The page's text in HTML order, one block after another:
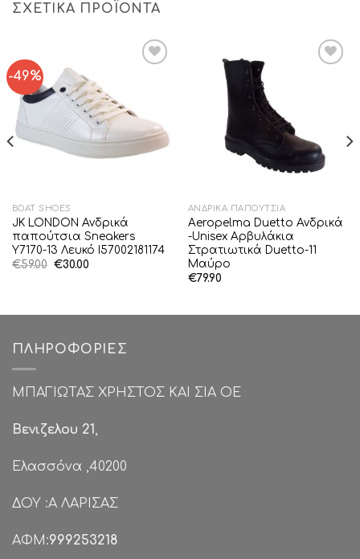
ΣΧΕΤΙΚΆ ΠΡΟΪΌΝΤΑ
-49%
BOAT SHOES
JK LONDON Ανδρικά
παπούτσια Sneakers
Y7170-13 Λευκό I57002181174
€59.00 Original
€30.00Η
ΑΝΔΡΙΚΆ ΠΑΠΟΎΤΣΙΑ
Aeropelma Duetto Ανδρικά
-Unisex Αρβυλάκια
Στρατιωτικά Duetto-11
Μαύρο
€79.90
ΠΛΗΡΟΦΟΡΊΕΣ
ΜΠΑΓΙΩΤΑΣ ΧΡΗΣΤΟΣ ΚΑΙ ΣΙΑ ΟΕ
Βενιζελου 21,
Ελασσόνα ,40200
ΔΟΥ :Α ΛΑΡΙΣΑΣ
ΑΦΜ:999253218